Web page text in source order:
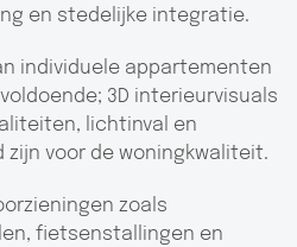
en stedelijke integratie.
individuele appartementen
3D interieurvisuals
lichtinval en
voor de woningkwaliteit.
zoals
fietsenstallingen en